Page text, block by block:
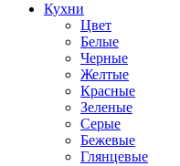
Кухни
Цвет
Белые
Черные
Желтые
Красные
Зеленые
Серые
Бежевые
Глянцевые